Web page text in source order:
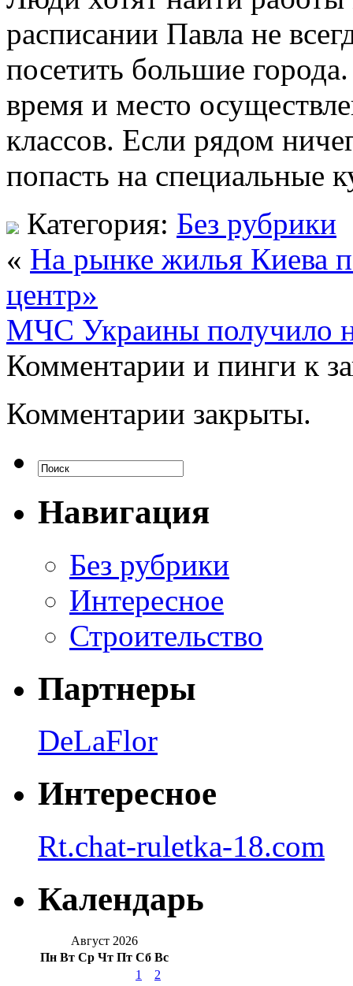
расписании Павла не
посетить большие
время и место
классов. Если рядом
попасть на специальные
Категория: Без рубрики
« На рынке жилья Киева
центр»
МЧС Украины получило
Комментарии и пинги к
Комментарии закрыты.
Навигация
Без рубрики
Интересное
Строительство
Партнеры
DeLaFlor
Интересное
Rt.chat-ruletka-18.com
Календарь
Август 2026
Пн Вт Ср Чт Пт Сб Вс
1
2